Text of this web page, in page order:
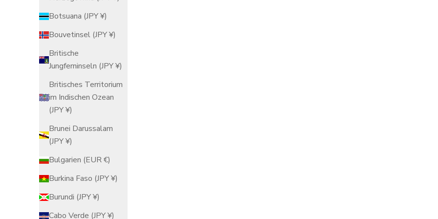
Botsuana (JPY ¥)
Bouvetinsel (JPY ¥)
Britische
Jungferninseln (JPY ¥)
Britisches Territorium
im Indischen Ozean
(JPY ¥)
Brunei Darussalam
(JPY ¥)
Bulgarien (EUR €)
Burkina Faso (JPY ¥)
Burundi (JPY ¥)
Cabo Verde (JPY ¥)
Pfingstrose
Angebot
$411.00 USD